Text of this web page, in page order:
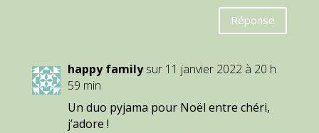
Réponse
happy family sur 11 janvier 2022 à 20 h
59 min
Un duo pyjama pour Noël entre chéri,
j’adore !